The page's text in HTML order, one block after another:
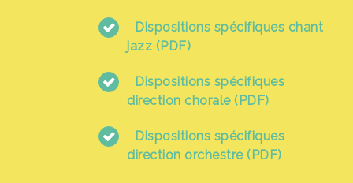
Dispositions spécifiques chant
jazz (PDF)
Dispositions spécifiques
direction chorale (PDF)
Dispositions spécifiques
direction orchestre (PDF)